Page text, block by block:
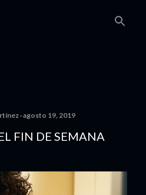
agosto 19, 2019
FIN DE SEMANA